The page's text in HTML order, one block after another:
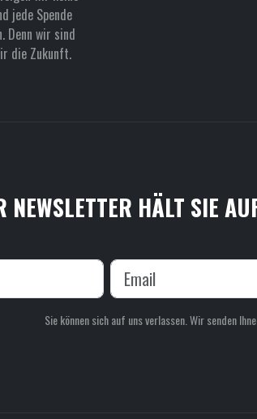
jede Spende
wir sind
die Zukunft.
NEWSLETTER HÄLT SIE
Sie können sich auf uns verlassen. Wir senden